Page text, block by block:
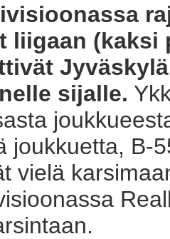
liigaan (kaksi
sijalle.
joukkuetta, B-
vielä